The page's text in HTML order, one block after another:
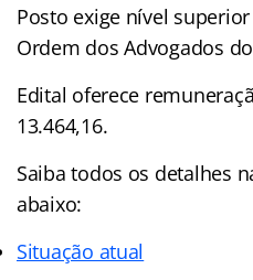
Posto exige nível
Ordem dos Advogados
Edital oferece
13.464,16.
Saiba todos os detalhes
abaixo:
Situação atual